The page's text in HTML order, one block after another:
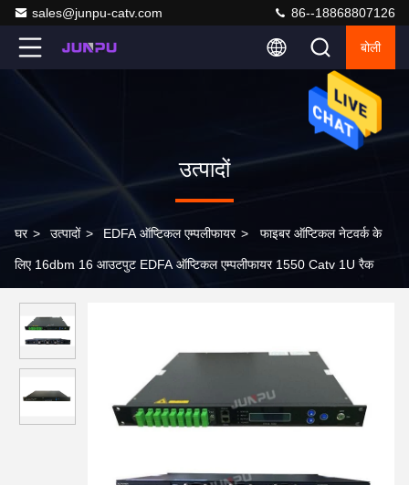
sales@junpu-catv.com 86--18868807126
बोली
उत्पादों
घर > उत्पादों > EDFA ऑप्टिकल एम्पलीफायर > फाइबर ऑप्टिकल नेटवर्क के
लिए 16dbm 16 आउटपुट EDFA ऑप्टिकल एम्पलीफायर 1550 Catv 1U रैक